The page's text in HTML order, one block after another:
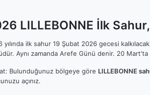
LILLEBONNE İlk
yılında ilk sahur 19 Şubat 2026 gecesi
Aynı zamanda Arefe Günü denir. 20 Mart'ta
Bulunduğunuz bölgeye göre LILLEBONNE
açınız.